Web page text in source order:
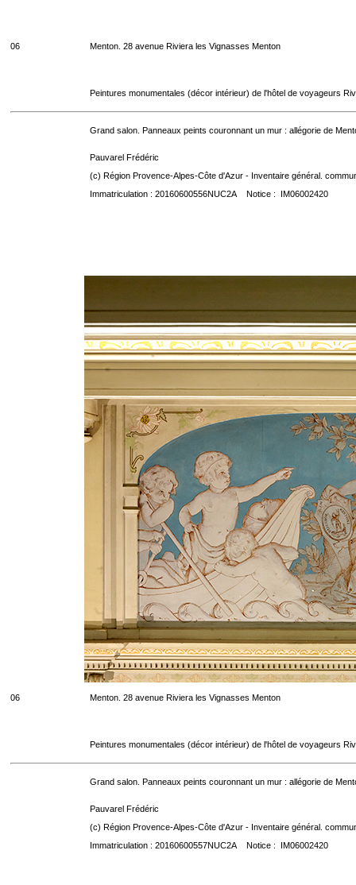
06 Menton. 28 avenue Riviera les Vignasses Menton
Peintures monumentales (décor intérieur) de l'hôtel de voyageurs
Grand salon. Panneaux peints couronnant un mur : allégorie de
Pauvarel Frédéric
(c) Région Provence-Alpes-Côte d'Azur - Inventaire général.
Immatriculation : 20160600556NUC2A Notice : IM06002420
06 Menton. 28 avenue Riviera les Vignasses Menton
Peintures monumentales (décor intérieur) de l'hôtel de voyageurs
Grand salon. Panneaux peints couronnant un mur : allégorie de
Pauvarel Frédéric
(c) Région Provence-Alpes-Côte d'Azur - Inventaire général.
Immatriculation : 20160600557NUC2A Notice : IM06002420